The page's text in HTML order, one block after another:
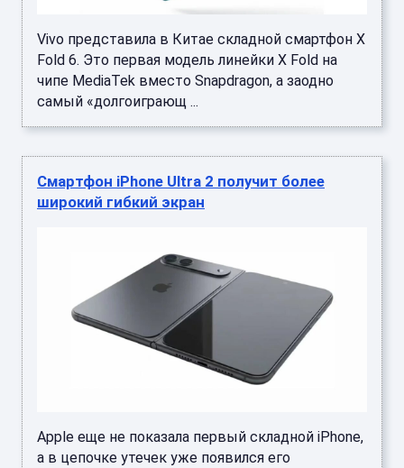
Vivo представила в Китае складной смартфон X
Fold 6. Это первая модель линейки X Fold на
чипе MediaTek вместо Snapdragon, а заодно
самый «долгоиграющ ...
Смартфон iPhone Ultra 2 получит более
широкий гибкий экран
Apple еще не показала первый складной iPhone,
а в цепочке утечек уже появился его